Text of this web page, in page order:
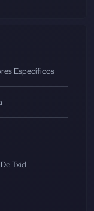
Específicos
Txid